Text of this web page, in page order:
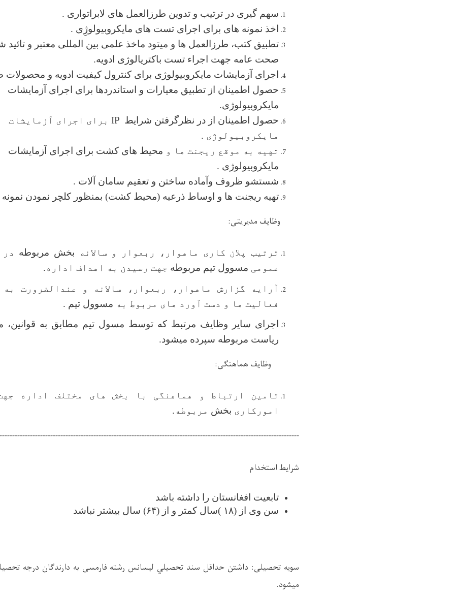
سهم گیری در ترتیب و تدوین طرزالعمل های لابراتواری .
اخذ نمونه های برای اجرای تست های مایکروبیولوژِی .
تطبیق کتب، طرزالعمل ها و میتود ماخذ علمی بین المللی معتبر و
صحت عامه جهت اجراء تست باکتریالوژی ادویه.
اجرای آزمایشات مایکروبیولوژی برای کنترول کیفیت ادویه و
حصول اطمینان از تطبیق معیارات و استاندردها برای اجرای آزمایشات
مایکروبیولوژی.
حصول اطمینان از در نظرگرفتن شرایط IP برای اجرای آزمایشات
مایکروبیولوژی .
تهیه به موقع ریجنت ها و محیط های کشت برای اجرای آزمایشات
مایکروبیولوژی .
شستشو ظروف وآماده ساختن و تعقیم سامان آلات .
تهیه ریجنت ها و اوساط ذرعیه (محیط کشت) بمنظور کلچر نمودن نمونه
وظایف مدیریتی:
ترتیب پلان کاری ماهوار، ربعوار و سالانه بخش مربوطه در
عمومی مسوول تیم مربوطه جهت رسیدن به اهداف اداره.
آرایه گزارش ماهوار، ربعوار، سالانه و عندالضرورت به
فعالیت ها و دست آورد های مربوط به مسوول تیم .
اجرای سایر وظایف مرتبط که توسط مسول تیم مطابق به قوانین،
ریاست مربوطه سپرده میشود.
وظایف هماهنگی:
تامین ارتباط و هماهنگی با بخش های مختلف اداره
امورکاری بخش مربوطه.
شرایط استخدام
تابعیت افغانستان را داشته باشد
سن وی از (۱۸ )سال کمتر و از (۶۴) سال بیشتر نباشد
سویه تحصیلی: داشتن حداقل سند تحصيلي لیسانس رشته فارمسی به دارندگان درجه
ميشود.